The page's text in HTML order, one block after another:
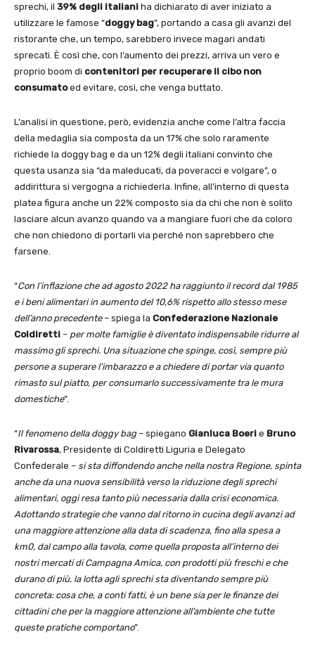
sprechi, il 39% degli italiani ha dichiarato di aver iniziato a
utilizzare le famose “doggy bag”, portando a casa gli avanzi del
ristorante che, un tempo, sarebbero invece magari andati
sprecati. È così che, con l’aumento dei prezzi, arriva un vero e
proprio boom di contenitori per recuperare il cibo non
consumatoed evitare, così, che venga buttato.
L’analisi in questione, però, evidenzia anche come l’altra faccia
della medaglia sia composta da un 17% che solo raramente
richiede la doggy bag e da un 12% degli italiani convinto che
questa usanza sia “da maleducati, da poveracci e volgare”, o
addirittura si vergogna a richiederla. Infine, all’interno di questa
platea figura anche un 22% composto sia da chi che non è solito
lasciare alcun avanzo quando va a mangiare fuori che da coloro
che non chiedono di portarli via perché non saprebbero che
farsene.
“Con l’inflazione che ad agosto 2022 ha raggiunto il record dal 1985
e i beni alimentari in aumento del 10,6% rispetto allo stesso mese
dell’anno precedente– spiega la Confederazione Nazionale
Coldiretti – per molte famiglie è diventato indispensabile ridurre al
massimo gli sprechi. Una situazione che spinge, così, sempre più
persone a superare l’imbarazzo e a chiedere di portar via quanto
rimasto sul piatto, per consumarlo successivamente tra le mura
domestiche”.
“Il fenomeno della doggy bag– spiegano Gianluca Boeri e Bruno
Rivarossa, Presidente di Coldiretti Liguria e Delegato
Confederale – si sta diffondendo anche nella nostra Regione, spinta
anche da una nuova sensibilità verso la riduzione degli sprechi
alimentari, oggi resa tanto più necessaria dalla crisi economica.
Adottando strategie che vanno dal ritorno in cucina degli avanzi ad
una maggiore attenzione alla data di scadenza, fino alla spesa a
km0, dal campo alla tavola, come quella proposta all’interno dei
nostri mercati di Campagna Amica, con prodotti più freschi e che
durano di più, la lotta agli sprechi sta diventando sempre più
concreta: cosa che, a conti fatti, è un bene sia per le finanze dei
cittadini che per la maggiore attenzione all’ambiente che tutte
queste pratiche comportano”.